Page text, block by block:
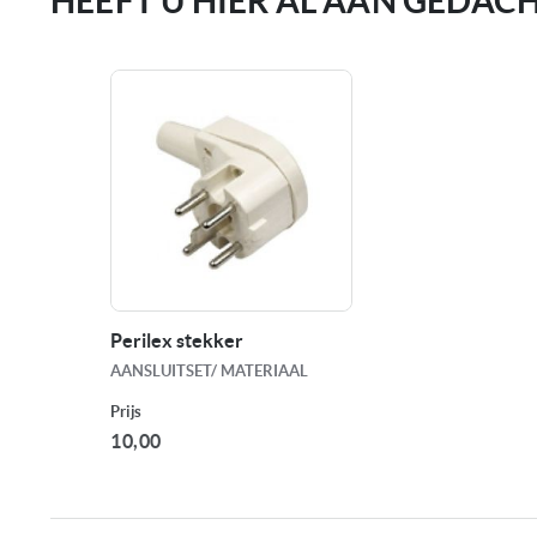
Perilex stekker
AANSLUITSET/ MATERIAAL
Prijs
10,00